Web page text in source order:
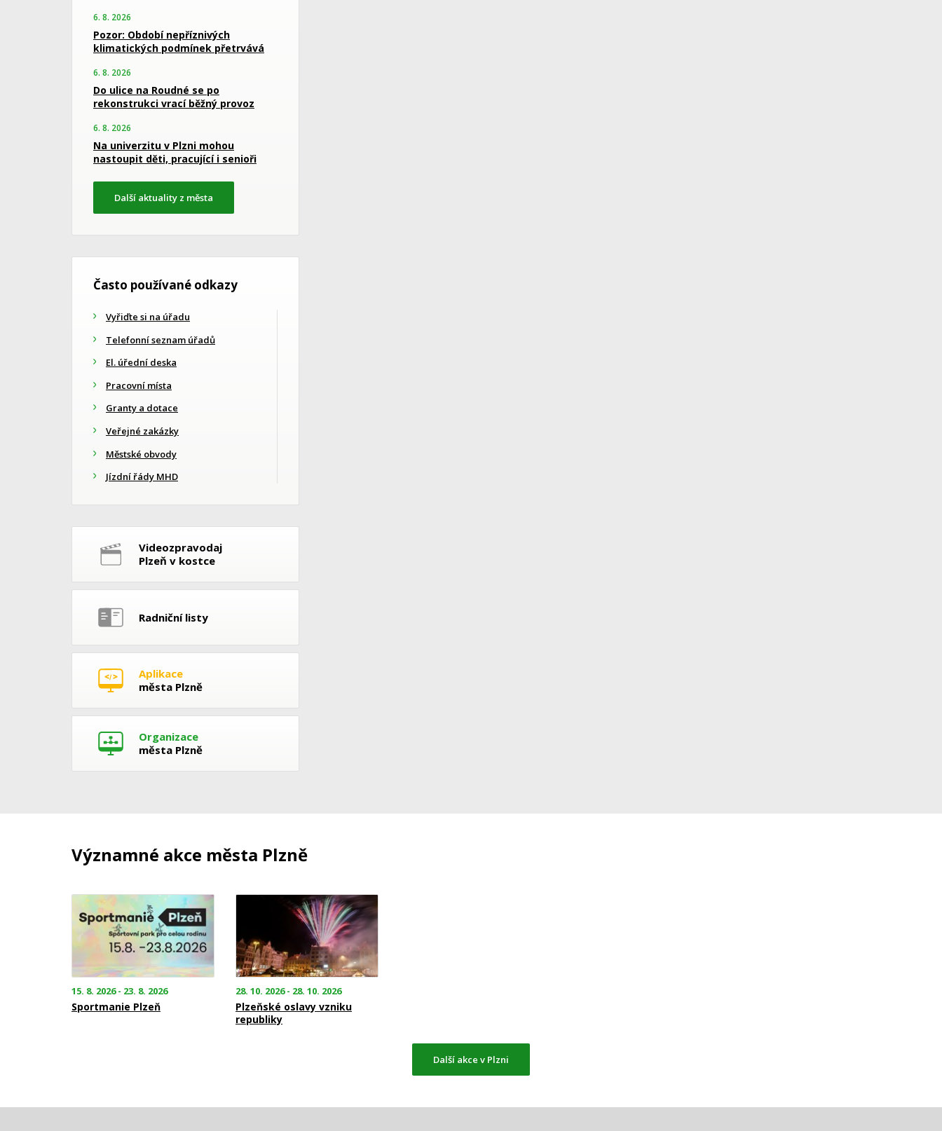
6. 8. 2026
Pozor: Období nepříznivých
klimatických podmínek přetrvává
6. 8. 2026
Do ulice na Roudné se po
rekonstrukci vrací běžný provoz
6. 8. 2026
Na univerzitu v Plzni mohou
nastoupit děti, pracující i senioři
Další aktuality z města
Často používané odkazy
Vyřiďte si na úřadu
Telefonní seznam úřadů
El. úřední deska
Pracovní místa
Granty a dotace
Veřejné zakázky
Městské obvody
Jízdní řády MHD
Videozpravodaj
Plzeň v kostce
Radniční listy
Aplikace
města Plzně
Organizace
města Plzně
Významné akce města Plzně
15. 8. 2026 - 23. 8. 2026
Sportmanie Plzeň
28. 10. 2026 - 28. 10. 2026
Plzeňské oslavy vzniku
republiky
Další akce v Plzni